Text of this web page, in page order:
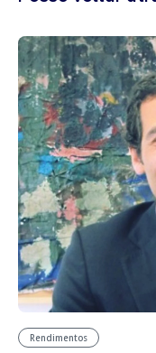
Rendimentos